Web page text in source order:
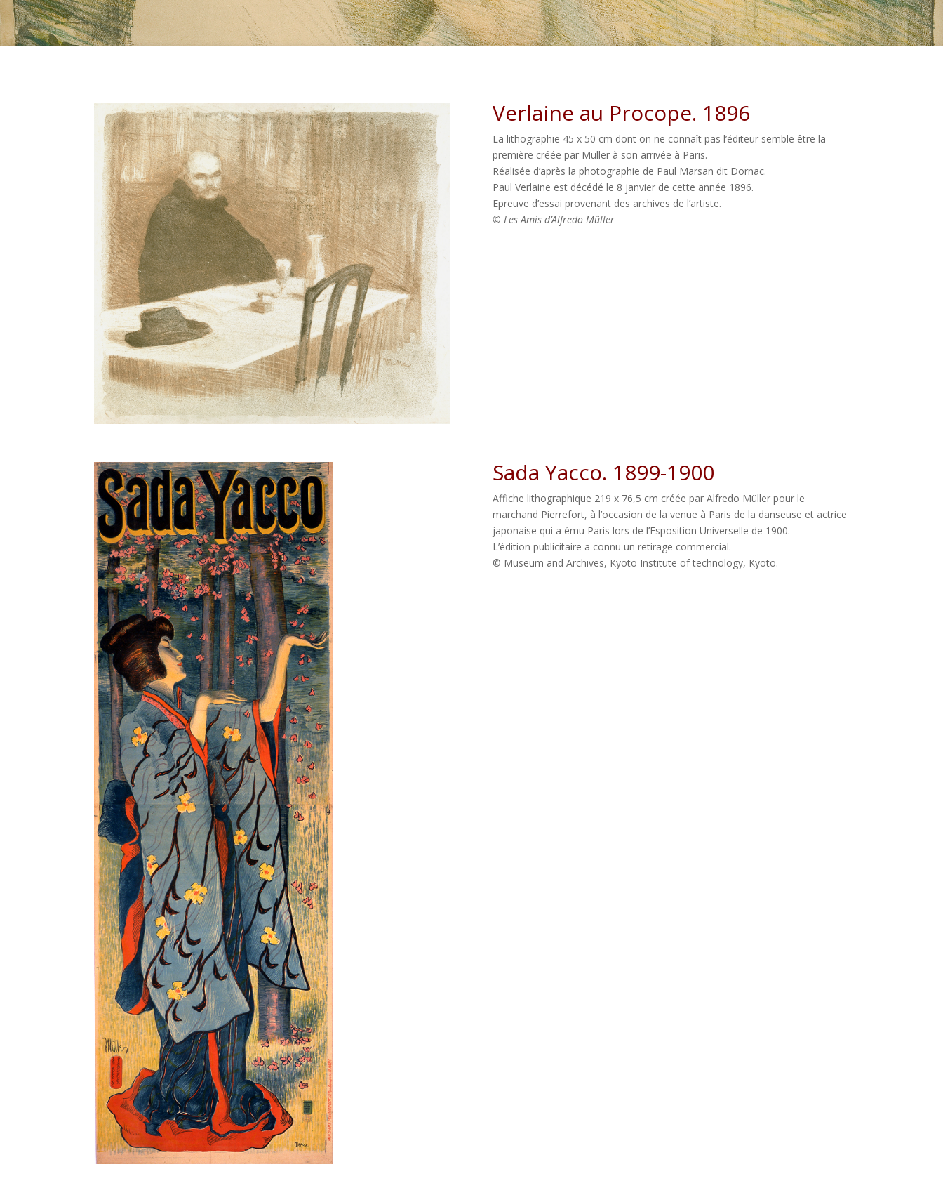
Verlaine au Procope. 1896
La lithographie 45 x 50 cm dont on ne connaît pas l’éditeur semble être la
première créée par Müller à son arrivée à Paris.
Réalisée d’après la photographie de Paul Marsan dit Dornac.
Paul Verlaine est décédé le 8 janvier de cette année 1896.
Epreuve d’essai provenant des archives de l’artiste.
© Les Amis d’Alfredo Müller
Sada Yacco. 1899-1900
Affiche lithographique 219 x 76,5 cm créée par Alfredo Müller pour le
marchand Pierrefort, à l’occasion de la venue à Paris de la danseuse et actrice
japonaise qui a ému Paris lors de l’Esposition Universelle de 1900.
L’édition publicitaire a connu un retirage commercial.
© Museum and Archives, Kyoto Institute of technology, Kyoto.